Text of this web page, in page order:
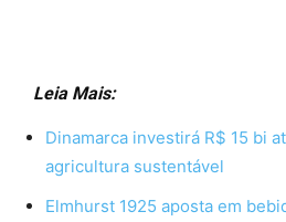
Leia Mais:
Dinamarca investirá R$ 15 bi
agricultura sustentável
Elmhurst 1925 aposta em